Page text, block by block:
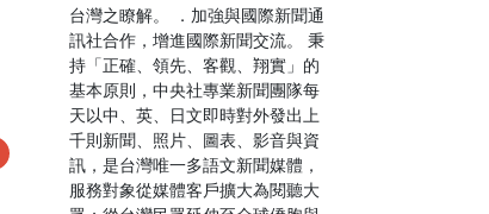
台灣之瞭解。 ．加強與國際新聞通
訊社合作，增進國際新聞交流。 秉
持「正確、領先、客觀、翔實」的
基本原則，中央社專業新聞團隊每
天以中、英、日文即時對外發出上
千則新聞、照片、圖表、影音與資
訊，是台灣唯一多語文新聞媒體，
服務對象從媒體客戶擴大為閱聽大